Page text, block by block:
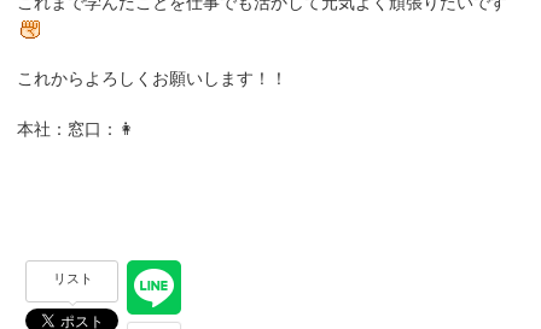
これからよろしくお願いします！！
本社：窓口：👩
リスト